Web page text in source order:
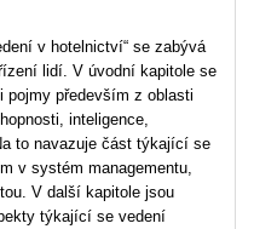
v hotelnictví“ se zabývá
lidí. V úvodní kapitole se
pojmy především z oblasti
inteligence,
to navazuje část týkající se
v systém managementu,
V další kapitole jsou
týkající se vedení